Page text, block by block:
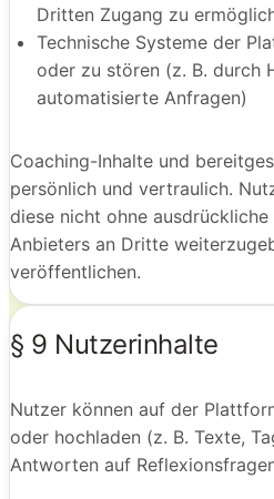
Dritten Zugang zu
Technische Systeme der
oder zu stören (z. B. durch
automatisierte Anfragen)
Coaching-Inhalte und
persönlich und vertraulich.
diese nicht ohne
Anbieters an Dritte
veröffentlichen.
§ 9 Nutzerinhalte
Nutzer können auf der
oder hochladen (z. B. Texte,
Antworten auf